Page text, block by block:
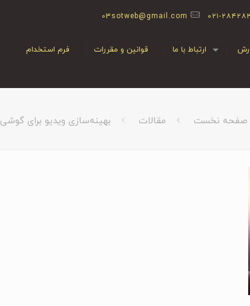
۲۸۴۲۸۳۵۶ 03sotweb@gmail.com
ارتباط با ما قوانین و مقررات فرم استخدام
صفحه نخست مقالات بهینه‌سازی ویدیو برای گوشی